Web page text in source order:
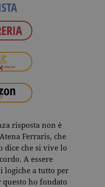
risposta non è
Ferraris, che
dice che si vive lo
A essere
logiche a tutto per
ho fondato